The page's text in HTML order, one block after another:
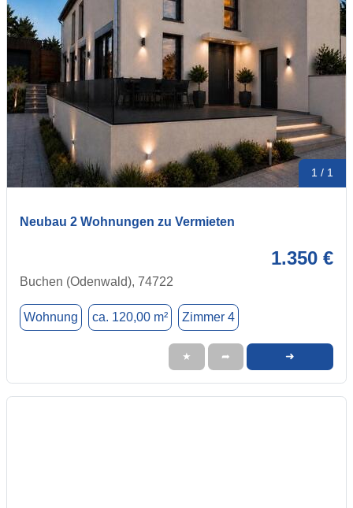
1 / 1
Neubau 2 Wohnungen zu Vermieten
1.350 €
Buchen (Odenwald), 74722
Wohnung ca. 120,00 m² Zimmer 4
★ ➦ ➜